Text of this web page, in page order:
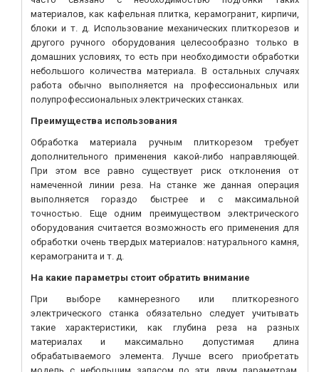
материалов, как кафельная плитка, керамогранит, кирпичи,
блоки и т. д. Использование механических плиткорезов и
другого ручного оборудования целесообразно только в
домашних условиях, то есть при необходимости обработки
небольшого количества материала. В остальных случаях
работа обычно выполняется на профессиональных или
полупрофессиональных электрических станках.
Преимущества использования
Обработка материала ручным плиткорезом требует
дополнительного применения какой-либо направляющей.
При этом все равно существует риск отклонения от
намеченной линии реза. На станке же данная операция
выполняется гораздо быстрее и с максимальной
точностью. Еще одним преимуществом электрического
оборудования считается возможность его применения для
обработки очень твердых материалов: натурального камня,
керамогранита и т. д.
На какие параметры стоит обратить внимание
При выборе камнерезного или плиткорезного
электрического станка обязательно следует учитывать
такие характеристики, как глубина реза на разных
материалах и максимально допустимая длина
обрабатываемого элемента. Лучше всего приобретать